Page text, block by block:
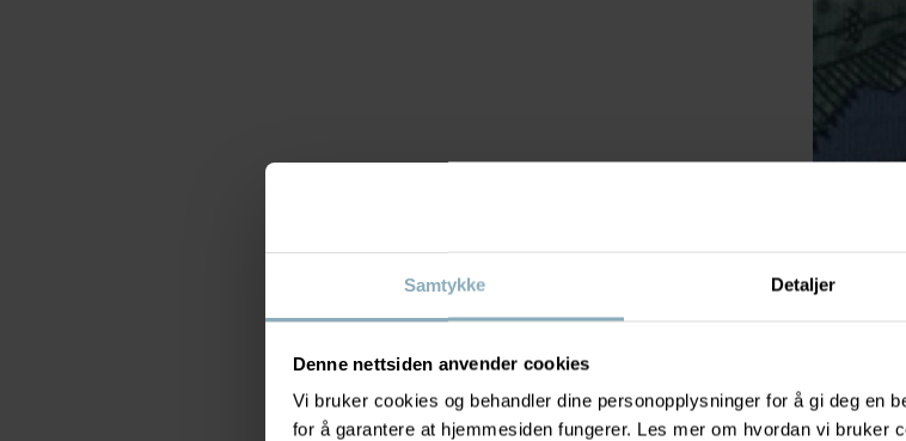
Samtykke Detaljer
Denne nettsiden anvender cookies
Vi bruker cookies og behandler dine personopplysninger for å gi deg en
for å garantere at hjemmesiden fungerer. Les mer om hvordan vi bruker